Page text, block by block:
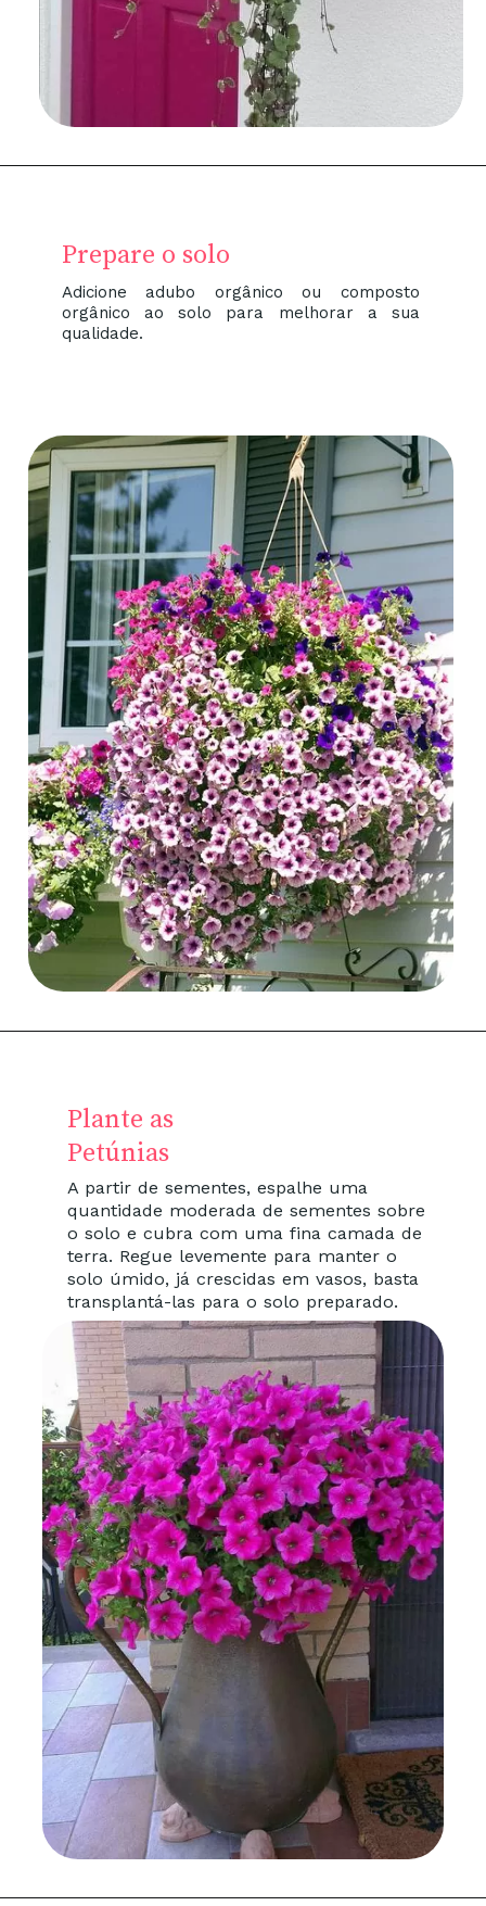
Adicione adubo orgânico ou composto
orgânico ao solo para melhorar a sua
qualidade.
Prepare o solo
A partir de sementes, espalhe uma
quantidade moderada de sementes sobre
o solo e cubra com uma fina camada de
terra. Regue levemente para manter o
solo úmido, já crescidas em vasos, basta
transplantá-las para o solo preparado.
Plante as
Petúnias